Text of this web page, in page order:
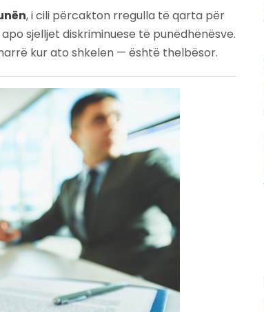
, i cili përcakton rregulla të qarta për
sjelljet diskriminuese të punëdhënësve.
kur ato shkelen — është thelbësor.